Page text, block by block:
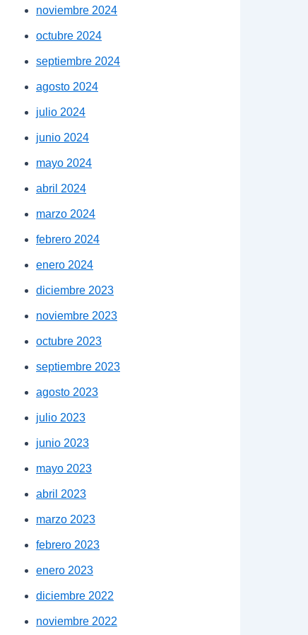
noviembre 2024
octubre 2024
septiembre 2024
agosto 2024
julio 2024
junio 2024
mayo 2024
abril 2024
marzo 2024
febrero 2024
enero 2024
diciembre 2023
noviembre 2023
octubre 2023
septiembre 2023
agosto 2023
julio 2023
junio 2023
mayo 2023
abril 2023
marzo 2023
febrero 2023
enero 2023
diciembre 2022
noviembre 2022